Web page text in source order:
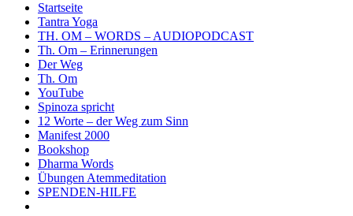
Startseite
Tantra Yoga
TH. OM – WORDS – AUDIOPODCAST
Th. Om – Erinnerungen
Der Weg
Th. Om
YouTube
Spinoza spricht
12 Worte – der Weg zum Sinn
Manifest 2000
Bookshop
Dharma Words
Übungen Atemmeditation
SPENDEN-HILFE